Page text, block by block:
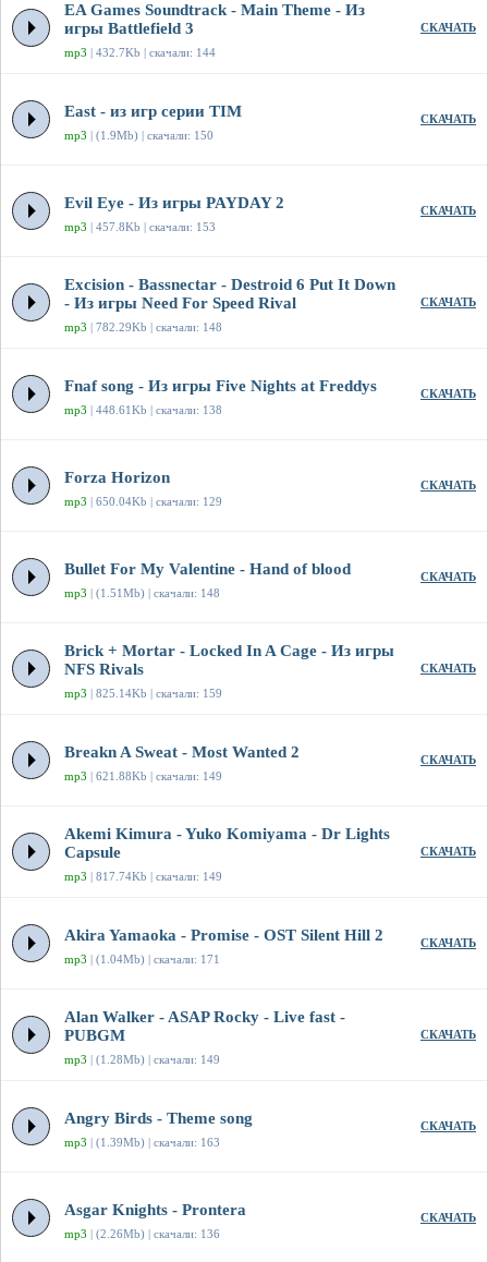
EA Games Soundtrack - Main Theme - Из
игры Battlefield 3
mp3 | 432.7Kb | скачали: 144
СКАЧАТЬ
East - из игр серии TIM
mp3 | (1.9Mb) | скачали: 150
СКАЧАТЬ
Evil Eye - Из игры PAYDAY 2
mp3 | 457.8Kb | скачали: 153
СКАЧАТЬ
Excision - Bassnectar - Destroid 6 Put It Down
- Из игры Need For Speed Rival
mp3 | 782.29Kb | скачали: 148
СКАЧАТЬ
Fnaf song - Из игры Five Nights at Freddys
mp3 | 448.61Kb | скачали: 138
СКАЧАТЬ
Forza Horizon
mp3 | 650.04Kb | скачали: 129
СКАЧАТЬ
Bullet For My Valentine - Hand of blood
mp3 | (1.51Mb) | скачали: 148
СКАЧАТЬ
Brick + Mortar - Locked In A Cage - Из игры
NFS Rivals
mp3 | 825.14Kb | скачали: 159
СКАЧАТЬ
Breakn A Sweat - Most Wanted 2
mp3 | 621.88Kb | скачали: 149
СКАЧАТЬ
Akemi Kimura - Yuko Komiyama - Dr Lights
Capsule
mp3 | 817.74Kb | скачали: 149
СКАЧАТЬ
Akira Yamaoka - Promise - OST Silent Hill 2
mp3 | (1.04Mb) | скачали: 171
СКАЧАТЬ
Alan Walker - ASAP Rocky - Live fast -
PUBGM
mp3 | (1.28Mb) | скачали: 149
СКАЧАТЬ
Angry Birds - Theme song
mp3 | (1.39Mb) | скачали: 163
СКАЧАТЬ
Asgar Knights - Prontera
mp3 | (2.26Mb) | скачали: 136
СКАЧАТЬ